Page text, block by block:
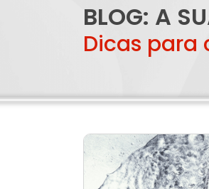
BLOG: A
Dicas para